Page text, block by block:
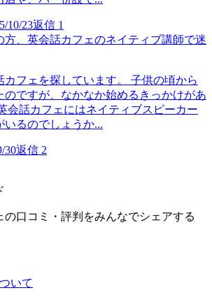
10/23返信 1
方、英会話カフェのネイティブ講師で迷
カフェを探しています。 子供の頃から
のですが、なかなか始めるきっかけがあ
会話カフェにはネイティブスピーカー
るのでしょうか...
30返信 2
の口コミ・評判をみんなでシェアする
いて